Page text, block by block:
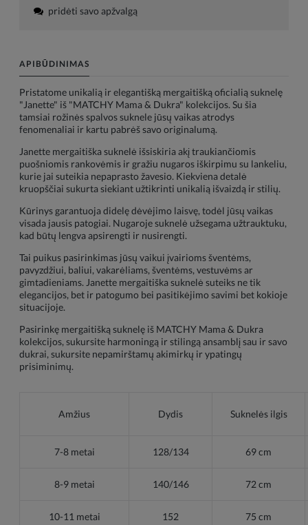
pridėti savo apžvalgą
APIBŪDINIMAS
Pristatome unikalią ir elegantišką mergaitišką oficialią suknelę
"Janette" iš "MATCHY Mama & Dukra" kolekcijos. Su šia
tamsiai rožinės spalvos suknele jūsų vaikas atrodys
fenomenaliai ir kartu pabrėš savo originalumą.
Janette mergaitiška suknelė išsiskiria akį traukiančiomis
puošniomis rankovėmis ir gražiu nugaros iškirpimu su lankeliu,
kurie jai suteikia nepaprasto žavesio. Kiekviena detalė
kruopščiai sukurta siekiant užtikrinti unikalią išvaizdą ir stilių.
Kūrinys garantuoja didelę dėvėjimo laisvę, todėl jūsų vaikas
visada jausis patogiai. Nugaroje suknelė užsegama užtrauktuku,
kad būtų lengva apsirengti ir nusirengti.
Tai puikus pasirinkimas jūsų vaikui įvairioms šventėms,
pavyzdžiui, baliui, vakarėliams, šventėms, vestuvėms ar
gimtadieniams. Janette mergaitiška suknelė suteiks ne tik
elegancijos, bet ir patogumo bei pasitikėjimo savimi bet kokioje
situacijoje.
Pasirinkę mergaitišką suknelę iš MATCHY Mama & Dukra
kolekcijos, sukursite harmoningą ir stilingą ansamblį sau ir savo
dukrai, sukursite nepamirštamų akimirkų ir ypatingų
prisiminimų.
Amžius Dydis Suknelės ilgis
7-8 metai 128/134 69 cm
8-9 metai 140/146 72 cm
10-11 metai 152 75 cm